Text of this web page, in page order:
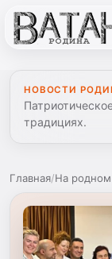
НОВОСТИ
традициях.
Главная/На родном